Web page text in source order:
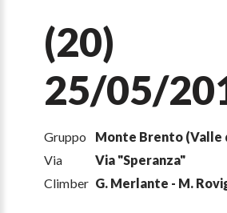
(20)
25/05/
Gruppo
Monte Brento (Valle
Via
Via "Speranza"
Climber G. Merlante - M.